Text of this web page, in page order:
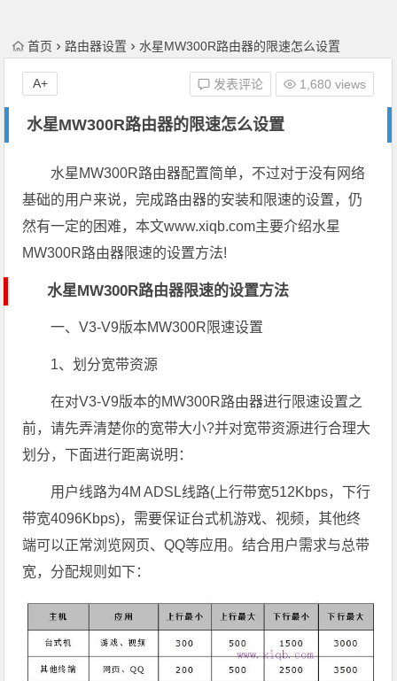
首页 路由器设置 水星MW300R路由器的限速怎么设置
水星MW300R路由器的限速怎么设置
发表评论 1,680 views
A+
水星MW300R路由器配置简单，不过对于没有网络
基础的用户来说，完成路由器的安装和限速的设置，仍
然有一定的困难，本文www.xiqb.com主要介绍水星
MW300R路由器限速的设置方法!
水星MW300R路由器限速的设置方法
一、V3-V9版本MW300R限速设置
1、划分宽带资源
在对V3-V9版本的MW300R路由器进行限速设置之
前，请先弄清楚你的宽带大小?并对宽带资源进行合理大
划分，下面进行距离说明：
用户线路为4M ADSL线路(上行带宽512Kbps，下行
带宽4096Kbps)，需要保证台式机游戏、视频，其他终
端可以正常浏览网页、QQ等应用。结合用户需求与总带
宽，分配规则如下：